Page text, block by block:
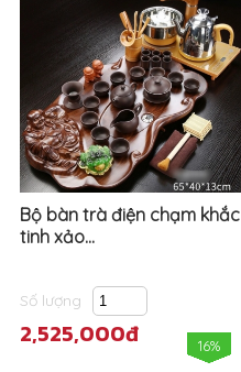
Bộ bàn trà điện chạm khắc
tinh xảo...
Số lượng
2,525,000đ 16%